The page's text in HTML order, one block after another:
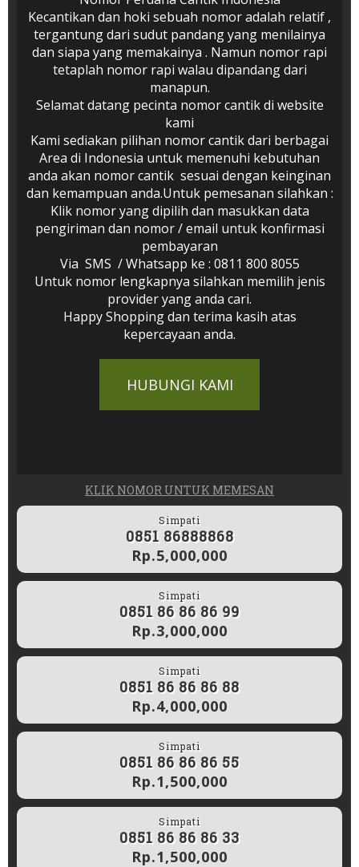
Kecantikan dan hoki sebuah nomor adalah relatif ,
tergantung dari sudut pandang yang menilainya
dan siapa yang memakainya . Namun nomor rapi
tetaplah nomor rapi walau dipandang dari
manapun.
Selamat datang pecinta nomor cantik di website
kami
Kami sediakan pilihan nomor cantik dari berbagai
Area di Indonesia untuk memenuhi kebutuhan
anda akan nomor cantik sesuai dengan keinginan
dan kemampuan anda.Untuk pemesanan silahkan :
Klik nomor yang dipilih dan masukkan data
pengiriman dan nomor / email untuk konfirmasi
pembayaran
Via SMS / Whatsapp ke : 0811 800 8055
Untuk nomor lengkapnya silahkan memilih jenis
provider yang anda cari.
Happy Shopping dan terima kasih atas
kepercayaan anda.
HUBUNGI KAMI
KLIK NOMOR UNTUK MEMESAN
Simpati
0851 86888868
Rp.5,000,000
Simpati
0851 86 86 86 99
Rp.3,000,000
Simpati
0851 86 86 86 88
Rp.4,000,000
Simpati
0851 86 86 86 55
Rp.1,500,000
Simpati
0851 86 86 86 33
Rp.1,500,000